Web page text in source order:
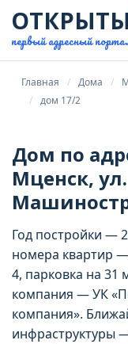
первый адресный
Главная Дома
дом 17/2
Дом по
Мценск, ул.
Год постройки —
номера квартир
4, парковка на
компания — УК
компания».
инфраструктуры